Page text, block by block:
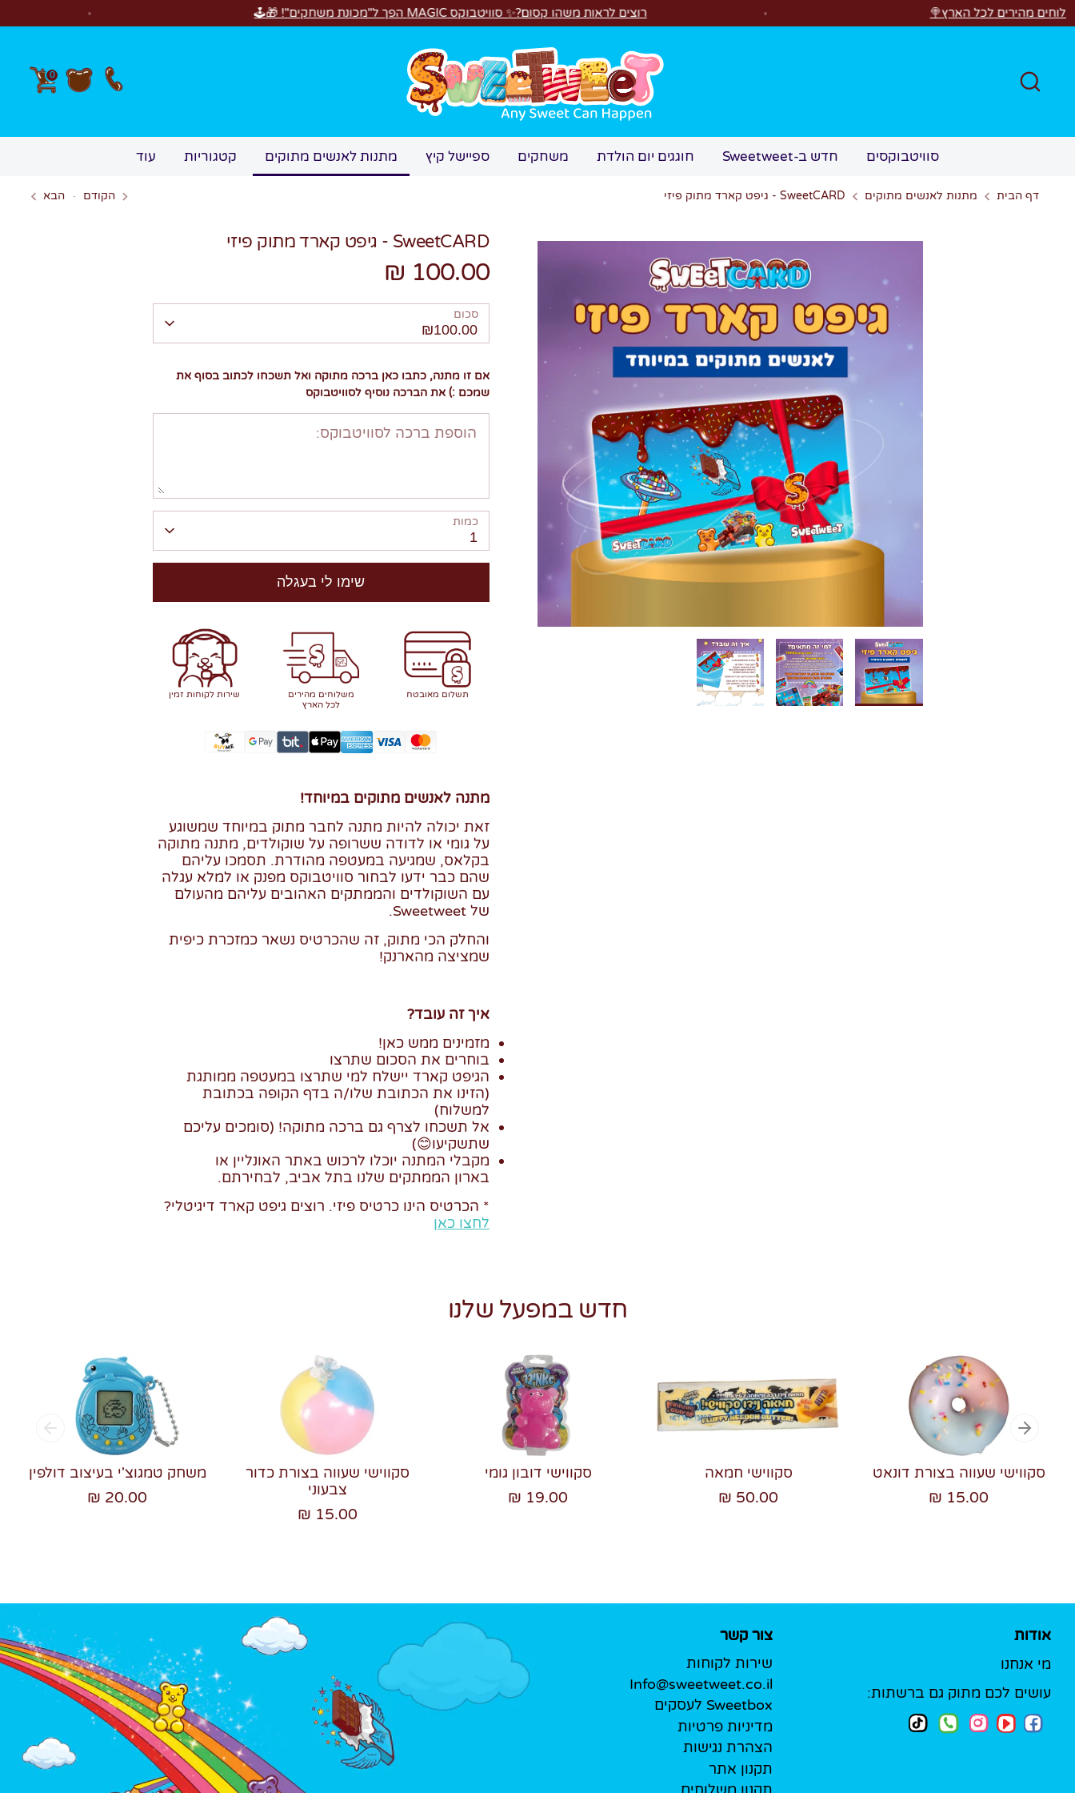
דלגהארץ🍭 רוצים לראות משהו קסום?✨ סוויטבוקס MAGIC הפך ל"מכונת משחקים"! 🎁🕹️
חיפוש 0
סוויטבוקסים חדש ב-Sweetweet חוגגים יום הולדת משחקים ספיישל קיץ מתנות לאנשים מתוקים קטגוריות עוד
דף הבית מתנות לאנשים מתוקים SweetCARD - גיפט קארד מתוק פיזי הקודם הבא
SweetCARD - גיפט קארד מתוק פיזי
100.00 ₪
סכום
₪100.00
אם זו מתנה, כתבו כאן ברכה מתוקה ואל תשכחו לכתוב בסוף את
שמכם :) את הברכה נוסיף לסוויטבוקס
הוספת ברכה לסוויטבוקס:
כמות
1
שימו לי בעגלה
תשלום מאובטח
משלוחים מהירים
לכל הארץ
שירות לקוחות זמין
מתנה לאנשים מתוקים במיוחד!
זאת יכולה להיות מתנה לחבר מתוק במיוחד שמשוגע
על גומי או לדודה ששרופה על שוקולדים, מתנה מתוקה
בקלאס, שמגיעה במעטפה מהודרת. תסמכו עליהם
שהם כבר ידעו לבחור סוויטבוקס מפנק או למלא עגלה
עם השוקולדים והממתקים האהובים עליהם מהעולם
של Sweetweet.
והחלק הכי מתוק, זה שהכרטיס נשאר כמזכרת כיפית
שמציצה מהארנק!
איך זה עובד?
מזמינים ממש כאן!
בוחרים את הסכום שתרצו
הגיפט קארד יישלח למי שתרצו במעטפה ממותגת
(הזינו את הכתובת שלו/ה בדף הקופה בכתובת
למשלוח)
אל תשכחו לצרף גם ברכה מתוקה! (סומכים עליכם
שתשקיעו😊)
מקבלי המתנה יוכלו לרכוש באתר האונליין או
בארון הממתקים שלנו בתל אביב, לבחירתם.
* הכרטיס הינו כרטיס פיזי. רוצים גיפט קארד דיגיטלי?
לחצו כאן
חדש במפעל שלנו
משחק טמגוצ'י בעיצוב דולפין
20.00 ₪
סקווישי שעווה בצורת כדור
צבעוני
15.00 ₪
סקווישי דובון גומי
19.00 ₪
סקווישי חמאה
50.00 ₪
סקווישי שעווה בצורת דונאט
15.00 ₪
אודות
מי אנחנו
עושים לכם מתוק גם ברשתות:
צור קשר
שירות לקוחות
Info@sweetweet.co.il
Sweetbox לעסקים
מדיניות פרטיות
הצהרת נגישות
תקנון אתר